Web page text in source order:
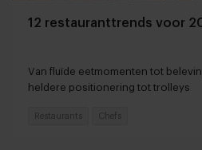
12 restauranttrends voor
Van fluïde eetmomenten tot
heldere positionering tot trolleys
Restaurants Chefs